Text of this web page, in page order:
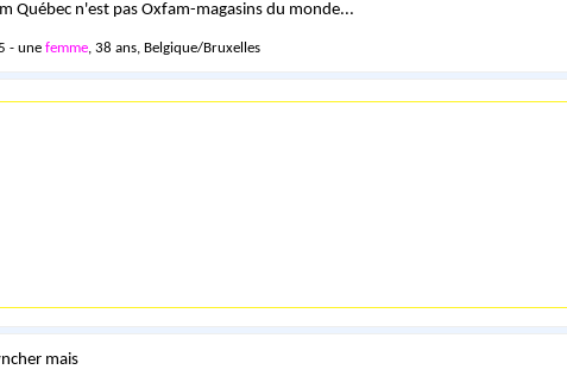
Québec n'est pas Oxfam-magasins du monde...
- une femme, 38 ans, Belgique/Bruxelles
mais